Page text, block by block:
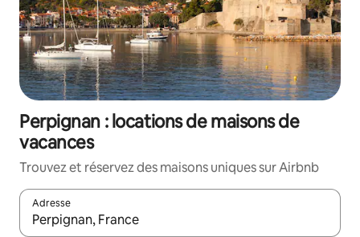
Perpignan : locations de maisons de
vacances
Trouvez et réservez des maisons uniques sur Airbnb
Adresse
Lorsque les résultats s'affichent, utilisez les flèches vers le